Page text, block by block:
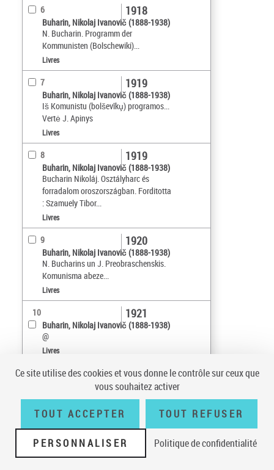
6
Buharin, Nikolaj Ivanovič (1888-1938)
N. Bucharin. Programm der
Kommunisten (Bolschewiki)...
1918
Livres
7
Buharin, Nikolaj Ivanovič (1888-1938)
Is̆ Komunistu (bolševîku̧) programos...
Vertė J. Apinys
1919
Livres
8
Buharin, Nikolaj Ivanovič (1888-1938)
Bucharin Nikoláj. Osztályharc és
forradalom oroszországban. Forditotta
: Szamuely Tibor...
1919
Livres
9
Buharin, Nikolaj Ivanovič (1888-1938)
N. Bucharins un J. Preobraschenskis.
Komunisma abeze...
1920
Livres
10
Buharin, Nikolaj Ivanovič (1888-1938)
@
1921
Livres
Date (croissant)
sur 10
10
résultats/page
Conditions générales d'utilisation | A propos | Plan du site |
Écrire à la
BnF | Accessibilité (non conforme) | V 23.1.0
Ce site utilise des cookies et vous donne le contrôle sur ceux que
vous souhaitez activer
TOUT ACCEPTER TOUT REFUSER
PERSONNALISER Politique de confidentialité